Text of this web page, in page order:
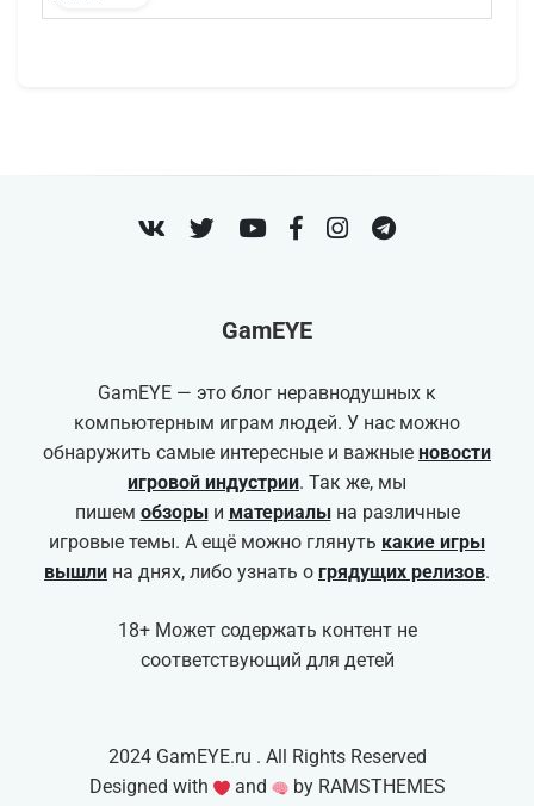
GamEYE
GamEYE — это блог неравнодушных к
компьютерным играм людей. У нас можно
обнаружить самые интересные и важные новости
игровой индустрии. Так же, мы
пишем обзорыи материалына различные
игровые темы. А ещё можно глянуть какие игры
вышли на днях, либо узнать о грядущих релизов.
18+ Может содержать контент не
соответствующий для детей
2024 GamEYE.ru . All Rights Reserved
Designed with
and by RAMSTHEMES